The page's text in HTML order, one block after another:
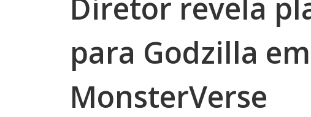
Diretor revela
para Godzilla
MonsterVerse